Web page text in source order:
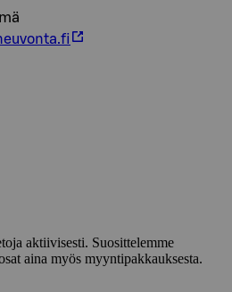
aktiivisesti. Suosittelemme
aina myös myyntipakkauksesta.